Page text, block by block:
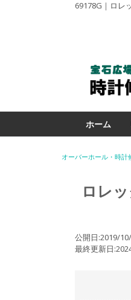
69178G｜ロレ
ホーム
オーバーホール・時計
ロレ
公開日:2019/
最終更新日